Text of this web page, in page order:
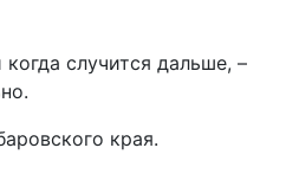
случится дальше, –
края.